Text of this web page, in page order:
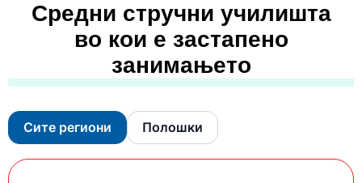
Средни стручни училишта
во кои е застапено
занимањето
Сите региони Полошки